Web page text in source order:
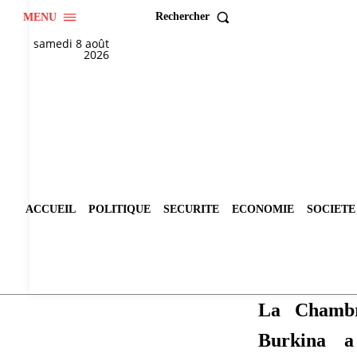
MENU Rechercher
samedi 8 août
2026
ACCUEIL POLITIQUE SECURITE ECONOMIE SOCIETE
La
Burkina